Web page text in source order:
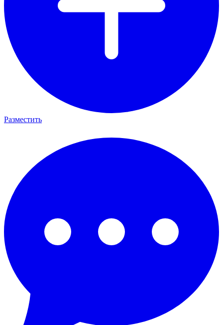
Разместить